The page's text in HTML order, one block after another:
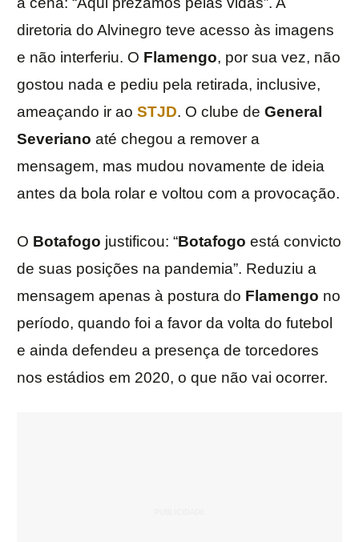
diretoria do Alvinegro teve acesso às imagens
e não interferiu. O Flamengo, por sua vez, não
gostou nada e pediu pela retirada, inclusive,
ameaçando ir ao STJD. O clube de General
Severiano até chegou a remover a
mensagem, mas mudou novamente de ideia
antes da bola rolar e voltou com a provocação.
O Botafogo justificou: “Botafogo está convicto
de suas posições na pandemia”. Reduziu a
mensagem apenas à postura do Flamengo no
período, quando foi a favor da volta do futebol
e ainda defendeu a presença de torcedores
nos estádios em 2020, o que não vai ocorrer.